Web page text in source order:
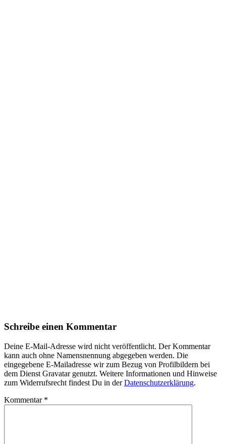
Schreibe einen Kommentar
Deine E-Mail-Adresse wird nicht veröffentlicht. Der Kommentar
kann auch ohne Namensnennung abgegeben werden. Die
eingegebene E-Mailadresse wir zum Bezug von Profilbildern bei
dem Dienst Gravatar genutzt. Weitere Informationen und Hinweise
zum Widerrufsrecht findest Du in derDatenschutzerklärung.
Kommentar *